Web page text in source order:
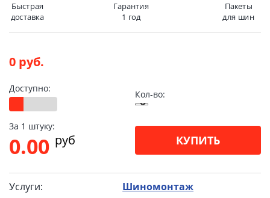
Быстрая
доставка
Гарантия
1 год
Пакеты
для шин
0 руб.
Доступно:
Кол-во:
За 1 штуку:
0.00 pуб КУПИТЬ
Услуги: Шиномонтаж